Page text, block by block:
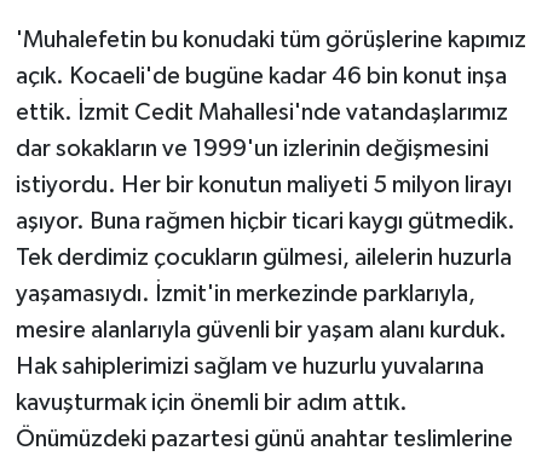
'Muhalefetin bu konudaki tüm görüşlerine kapımız
açık. Kocaeli'de bugüne kadar 46 bin konut inşa
ettik. İzmit Cedit Mahallesi'nde vatandaşlarımız
dar sokakların ve 1999'un izlerinin değişmesini
istiyordu. Her bir konutun maliyeti 5 milyon lirayı
aşıyor. Buna rağmen hiçbir ticari kaygı gütmedik.
Tek derdimiz çocukların gülmesi, ailelerin huzurla
yaşamasıydı. İzmit'in merkezinde parklarıyla,
mesire alanlarıyla güvenli bir yaşam alanı kurduk.
Hak sahiplerimizi sağlam ve huzurlu yuvalarına
kavuşturmak için önemli bir adım attık.
Önümüzdeki pazartesi günü anahtar teslimlerine